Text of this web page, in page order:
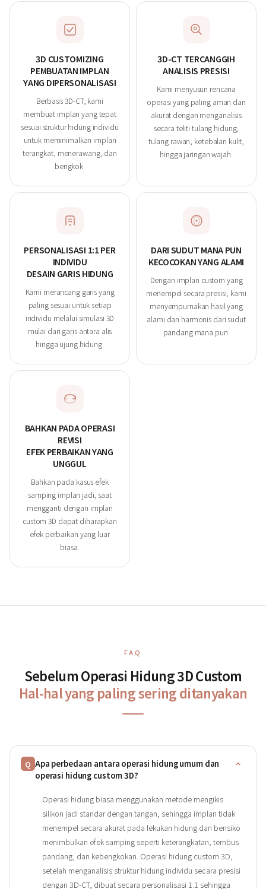
3D CUSTOMIZING
PEMBUATAN IMPLAN
YANG DIPERSONALISASI
Berbasis 3D-CT, kami
membuat implan yang tepat
sesuai struktur hidung individu
untuk meminimalkan implan
terangkat, menerawang, dan
bengkok.
3D-CT TERCANGGIH
ANALISIS PRESISI
Kami menyusun rencana
operasi yang paling aman dan
akurat dengan menganalisis
secara teliti tulang hidung,
tulang rawan, ketebalan kulit,
hingga jaringan wajah.
PERSONALISASI 1:1 PER
INDIVIDU
DESAIN GARIS HIDUNG
Kami merancang garis yang
paling sesuai untuk setiap
individu melalui simulasi 3D
mulai dari garis antara alis
hingga ujung hidung.
DARI SUDUT MANA PUN
KECOCOKAN YANG ALAMI
Dengan implan custom yang
menempel secara presisi, kami
menyempurnakan hasil yang
alami dan harmonis dari sudut
pandang mana pun.
BAHKAN PADA OPERASI
REVISI
EFEK PERBAIKAN YANG
UNGGUL
Bahkan pada kasus efek
samping implan jadi, saat
mengganti dengan implan
custom 3D dapat diharapkan
efek perbaikan yang luar
biasa.
FAQ
Sebelum Operasi Hidung 3D Custom
Hal-hal yang paling sering ditanyakan
Q Apa perbedaan antara operasi hidung umum dan
operasi hidung custom 3D?
Operasi hidung biasa menggunakan metode mengikis
silikon jadi standar dengan tangan, sehingga implan tidak
menempel secara akurat pada lekukan hidung dan berisiko
menimbulkan efek samping seperti keterangkatan, tembus
pandang, dan kebengkokan. Operasi hidung custom 3D,
setelah menganalisis struktur hidung individu secara presisi
dengan 3D-CT, dibuat secara personalisasi 1:1 sehingga